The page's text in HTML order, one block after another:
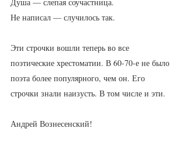
Душа — слепая соучастница.
Не написал — случилось так.
Эти строчки вошли теперь во все
поэтические хрестоматии. В 60-70-е не было
поэта более популярного, чем он. Его
строчки знали наизусть. В том числе и эти.
Андрей Вознесенский!